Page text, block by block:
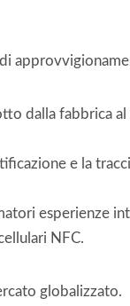
dalla fabbrica
e la
esperienze
NFC.
globalizzato.